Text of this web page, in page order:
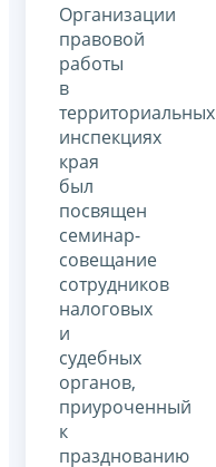
Организации
правовой
работы
в
территориальных
инспекциях
края
был
посвящен
семинар-
совещание
сотрудников
налоговых
и
судебных
органов,
приуроченный
к
празднованию